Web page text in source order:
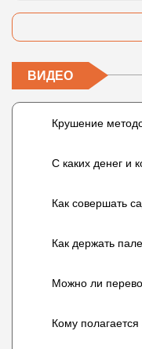
ВИДЕО
Крушение
С каких денег и
Как совершать
Как держать
Можно ли
Кому полагается